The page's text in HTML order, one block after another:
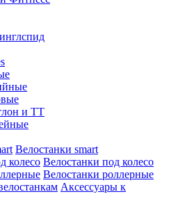
и ТТ
Велостанки smart
Велостанки под колесо
Велостанки роллерные
Аксессуары к